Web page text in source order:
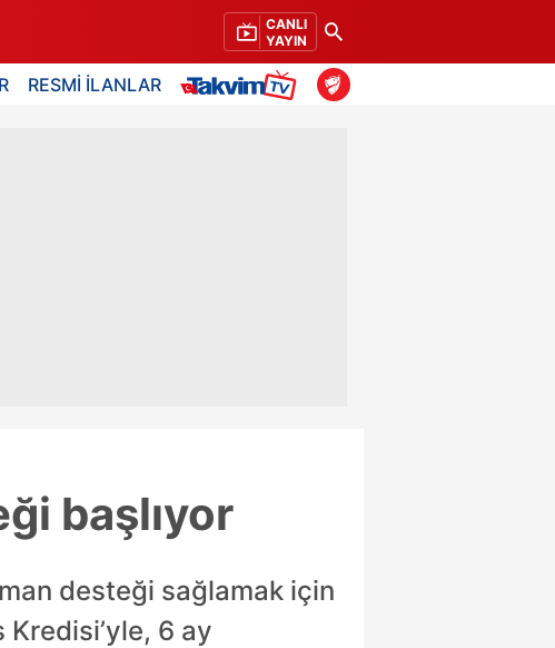
CANLI
YAYIN
RESMİ İLANLAR
başlıyor
desteği sağlamak için
Kredisi’yle, 6 ay